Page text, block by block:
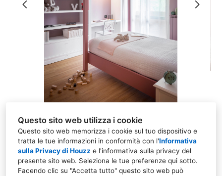
Questo sito web utilizza i cookie
Questo sito web memorizza i cookie sul tuo dispositivo e
tratta le tue informazioni in conformità con l'Informativa
sulla Privacy di Houzz e l'informativa sulla privacy del
presente sito web. Seleziona le tue preferenze qui sotto.
Facendo clic su "Accetta tutto" questo sito web può
Contatto
Via Giacomo Puccini, 24, 21013 Gallarate Varese,
Italy